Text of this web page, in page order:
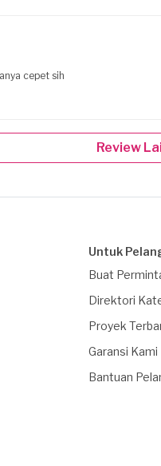
cepet sih
Review
Untuk
Buat
Direktori
Proyek
Garansi Kami
Bantuan